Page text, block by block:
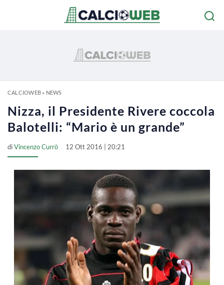
CALCIOWEB» NEWS
Nizza, il Presidente Rivere coccola
Balotelli: “Mario è un grande”
diVincenzo Currò 12 Ott 2016 | 20:21